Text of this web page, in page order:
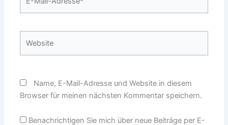
Mail-
Name, E-Mail-Adresse und Website in diesem
Browser für meinen nächsten Kommentar speichern.
Benachrichtigen Sie mich über neue Beiträge per E-